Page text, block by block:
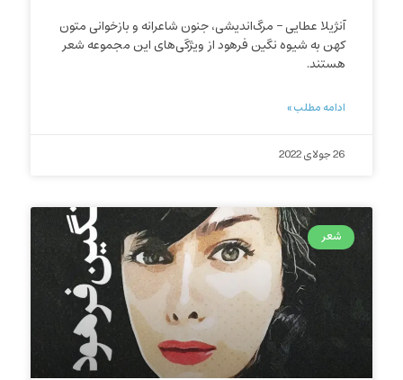
آنژیلا عطایی – مرگ‌اندیشی، جنون شاعرانه و بازخوانی متون
کهن به شیوه نگین فرهود از ویژگی‌های این مجموعه شعر
هستند.
ادامه مطلب »
26 جولای 2022
شعر